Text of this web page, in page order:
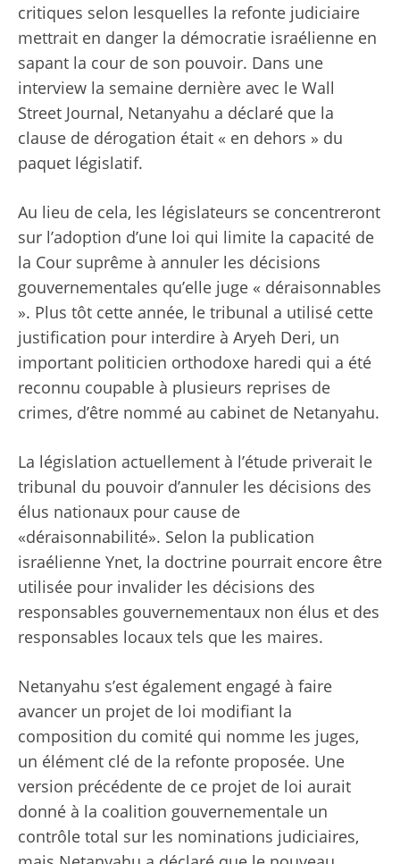
critiques selon lesquelles la refonte judiciaire
mettrait en danger la démocratie israélienne en
sapant la cour de son pouvoir. Dans une
interview la semaine dernière avec le Wall
Street Journal, Netanyahu a déclaré que la
clause de dérogation était « en dehors » du
paquet législatif.
Au lieu de cela, les législateurs se concentreront
sur l’adoption d’une loi qui limite la capacité de
la Cour suprême à annuler les décisions
gouvernementales qu’elle juge « déraisonnables
». Plus tôt cette année, le tribunal a utilisé cette
justification pour interdire à Aryeh Deri, un
important politicien orthodoxe haredi qui a été
reconnu coupable à plusieurs reprises de
crimes, d’être nommé au cabinet de Netanyahu.
La législation actuellement à l’étude priverait le
tribunal du pouvoir d’annuler les décisions des
élus nationaux pour cause de
«déraisonnabilité». Selon la publication
israélienne Ynet, la doctrine pourrait encore être
utilisée pour invalider les décisions des
responsables gouvernementaux non élus et des
responsables locaux tels que les maires.
Netanyahu s’est également engagé à faire
avancer un projet de loi modifiant la
composition du comité qui nomme les juges,
un élément clé de la refonte proposée. Une
version précédente de ce projet de loi aurait
donné à la coalition gouvernementale un
contrôle total sur les nominations judiciaires,